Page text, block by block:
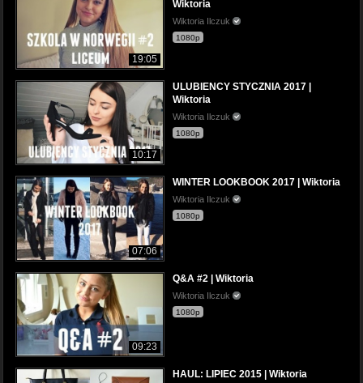
19:05
Wiktoria
Wiktoria Ilczuk
1080p
10:17
ULUBIENCY STYCZNIA 2017 |
Wiktoria
Wiktoria Ilczuk
1080p
07:06
WINTER LOOKBOOK 2017 | Wiktoria
Wiktoria Ilczuk
1080p
09:23
Q&A #2 | Wiktoria
Wiktoria Ilczuk
1080p
HAUL: LIPIEC 2015 | Wiktoria